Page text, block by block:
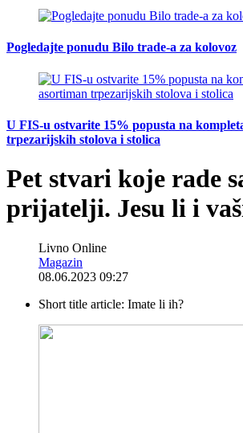
Pogledajte ponudu Bilo trade-a za kolovoz
U FIS-u ostvarite 15% popusta na
trpezarijskih stolova i stolica
Pet stvari koje rade
prijatelji. Jesu li i
Livno Online
Magazin
08.06.2023 09:27
Short title article: Imate li ih?